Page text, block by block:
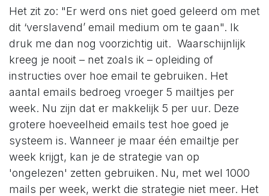
Het zit zo: "Er werd ons niet goed geleerd om met
dit ‘verslavend’ email medium om te gaan". Ik
druk me dan nog voorzichtig uit. Waarschijnlijk
kreeg je nooit – net zoals ik – opleiding of
instructies over hoe email te gebruiken. Het
aantal emails bedroeg vroeger 5 mailtjes per
week. Nu zijn dat er makkelijk 5 per uur. Deze
grotere hoeveelheid emails test hoe goed je
systeem is. Wanneer je maar één emailtje per
week krijgt, kan je de strategie van op
'ongelezen' zetten gebruiken. Nu, met wel 1000
mails per week, werkt die strategie niet meer. Het